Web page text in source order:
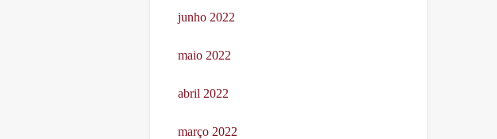
junho 2022
maio 2022
abril 2022
março 2022